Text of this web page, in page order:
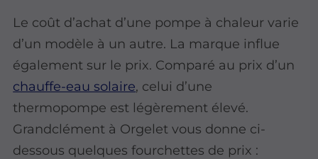
Le coût d’achat d’une pompe à chaleur varie
d’un modèle à un autre. La marque influe
également sur le prix. Comparé au prix d’un
chauffe-eau solaire, celui d’une
thermopompe est légèrement élevé.
Grandclément à Orgelet vous donne ci-
dessous quelques fourchettes de prix :